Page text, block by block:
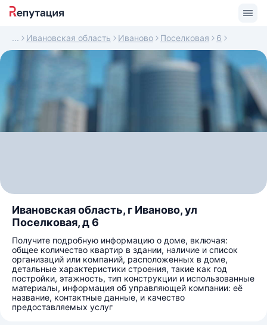
Ивановская область Иваново Поселковая 6
Ивановская область, г Иваново, ул
Поселковая, д 6
Получите подробную информацию о доме, включая:
общее количество квартир в здании, наличие и список
организаций или компаний, расположенных в доме,
детальные характеристики строения, такие как год
постройки, этажность, тип конструкции и использованные
материалы, информация об управляющей компании: её
название, контактные данные, и качество
предоставляемых услуг